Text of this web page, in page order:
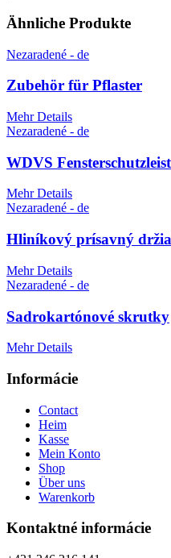
Ähnliche Produkte
Nezaradené - de
Zubehör für Pflaster
Mehr Details
Nezaradené - de
WDVS
Mehr Details
Nezaradené - de
Hliníkový prísavný
Mehr Details
Nezaradené - de
Sadrokartónové skrutky
Mehr Details
Informácie
Contact
Heim
Kasse
Mein Konto
Shop
Über uns
Warenkorb
Kontaktné informácie